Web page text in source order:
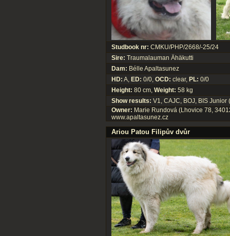
Studbook nr: CMKU/PHP/2668/-25/24
Sire: Traumalauman Ähäkutti
Dam: Bélle Apaltasunez
HD: A, ED: 0/0, OCD: clear, PL: 0/0
Height: 80 cm, Weight: 58 kg
Show results: V1, CAJC, BOJ, BIS Junior
Owner: Marie Rundová (Lhovice 78,
www.apaltasunez.cz
Ariou Patou Filipův dvůr